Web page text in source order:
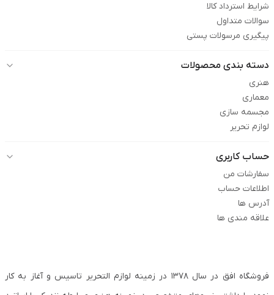
شرایط استرداد کالا
سوالات متداول
پیگیری مرسولات پستی
دسته بندی محصولات
هنری
معماری
مجسمه سازی
لوازم تحریر
حساب کاربری
سفارشات من
اطلاعات حساب
آدرس ها
علاقه مندی ها
فروشگاه افق در سال ۱۳۷۸ در زمینه لوازم التحریر تاسیس و آغاز به کار